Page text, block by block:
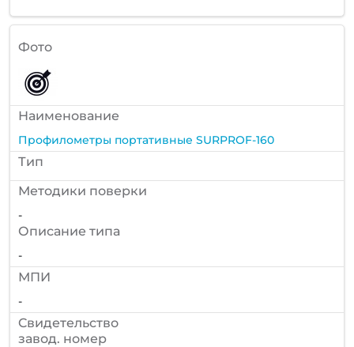
Фото
Наименование
Профилометры портативные SURPROF-160
Тип
Методики поверки
-
Описание типа
-
МПИ
-
Cвидетельство
завод. номер